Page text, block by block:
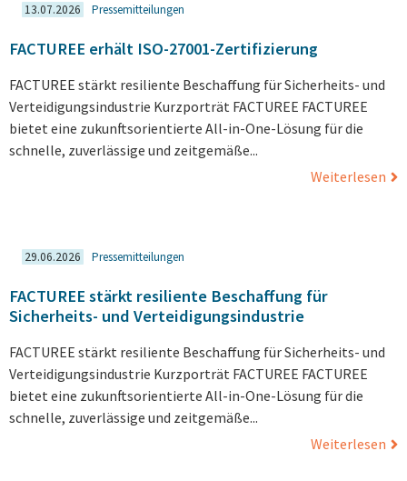
13.07.2026 Pressemitteilungen
FACTUREE erhält ISO-27001-Zertifizierung
FACTUREE stärkt resiliente Beschaffung für Sicherheits- und
Verteidigungsindustrie Kurzporträt FACTUREE FACTUREE
bietet eine zukunftsorientierte All-in-One-Lösung für die
schnelle, zuverlässige und zeitgemäße...
Weiterlesen
29.06.2026 Pressemitteilungen
FACTUREE stärkt resiliente Beschaffung für
Sicherheits- und Verteidigungsindustrie
FACTUREE stärkt resiliente Beschaffung für Sicherheits- und
Verteidigungsindustrie Kurzporträt FACTUREE FACTUREE
bietet eine zukunftsorientierte All-in-One-Lösung für die
schnelle, zuverlässige und zeitgemäße...
Weiterlesen